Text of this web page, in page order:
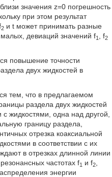
значения z=0 погрешность
при этом результат
f2и t может принимать разные
девиаций значений f1 , f2
повышение точности
двух жидкостей в
тем, что в предлагаемом
раздела двух жидкостей
жидкостями, одна над другой,
границу раздела,
отрезка коаксиальной
в соответствии с их
в отрезках длинной линии
частотах f1 и f2,
энергии